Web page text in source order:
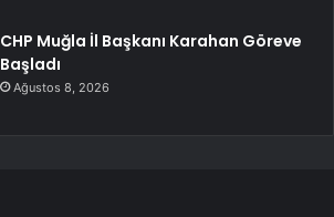
CHP Muğla İl Başkanı Karahan Göreve
Başladı
Ağustos 8, 2026